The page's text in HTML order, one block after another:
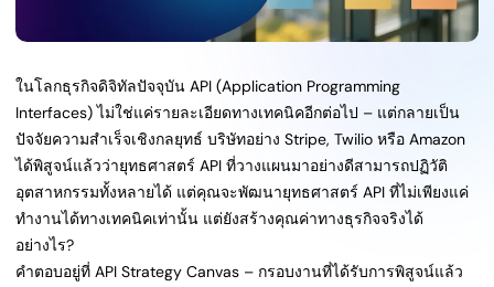
ในโลกธุรกิจดิจิทัลปัจจุบัน API (Application Programming
Interfaces) ไม่ใช่แค่รายละเอียดทางเทคนิคอีกต่อไป – แต่กลายเป็น
ปัจจัยความสำเร็จเชิงกลยุทธ์ บริษัทอย่าง Stripe, Twilio หรือ Amazon
ได้พิสูจน์แล้วว่ายุทธศาสตร์ API ที่วางแผนมาอย่างดีสามารถปฏิวัติ
อุตสาหกรรมทั้งหลายได้ แต่คุณจะพัฒนายุทธศาสตร์ API ที่ไม่เพียงแค่
ทำงานได้ทางเทคนิคเท่านั้น แต่ยังสร้างคุณค่าทางธุรกิจจริงได้
อย่างไร?
คำตอบอยู่ที่ API Strategy Canvas – กรอบงานที่ได้รับการพิสูจน์แล้ว